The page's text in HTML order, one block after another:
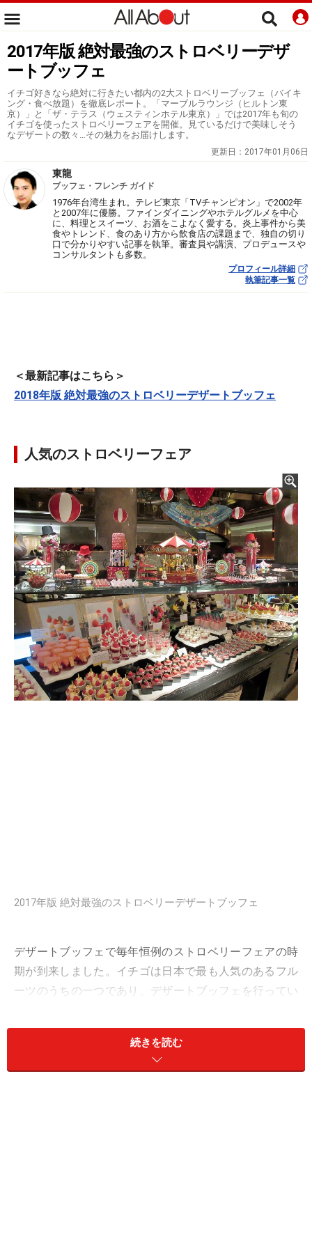
2017年版 絶対最強のストロベリーデザ
ートブッフェ
イチゴ好きなら絶対に行きたい都内の2大ストロベリーブッフェ（バイキ
ング・食べ放題）を徹底レポート。「マーブルラウンジ（ヒルトン東
京）」と「ザ・テラス（ウェスティンホテル東京）」では2017年も旬の
イチゴを使ったストロベリーフェアを開催。見ているだけで美味しそう
なデザートの数々…その魅力をお届けします。
更新日： 2017年01月06日
東龍
ブッフェ・フレンチ ガイド
1976年台湾生まれ。テレビ東京「TVチャンピオン」で2002年
と2007年に優勝。ファインダイニングやホテルグルメを中心
に、料理とスイーツ、お酒をこよなく愛する。炎上事件から美
食やトレンド、食のあり方から飲食店の課題まで、独自の切り
口で分かりやすい記事を執筆。審査員や講演、プロデュースや
コンサルタントも多数。
プロフィール詳細
執筆記事一覧
＜最新記事はこちら＞
2018年版 絶対最強のストロベリーデザートブッフェ
人気のストロベリーフェア
2017年版 絶対最強のストロベリーデザートブッフェ
デザートブッフェで毎年恒例のストロベリーフェアの時
期が到来しました。イチゴは日本で最も人気のあるフル
ーツのうちの一つであり、デザートブッフェを行ってい
ます。
昨年の「2016年版 絶対最強のストロベリーデザートブッ
続きを読む